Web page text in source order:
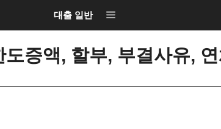
대출 일반
증액, 할부, 부결사유,